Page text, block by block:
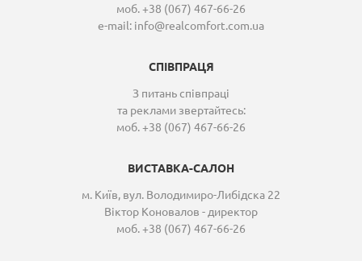
моб. +38 (067) 467-66-26
e-mail: info@realcomfort.com.ua
СПІВПРАЦЯ
З питань співпраці
та реклами звертайтесь:
моб. +38 (067) 467-66-26
ВИСТАВКА-САЛОН
м. Київ, вул. Володимиро-Либідска 22
Віктор Коновалов - директор
моб. +38 (067) 467-66-26